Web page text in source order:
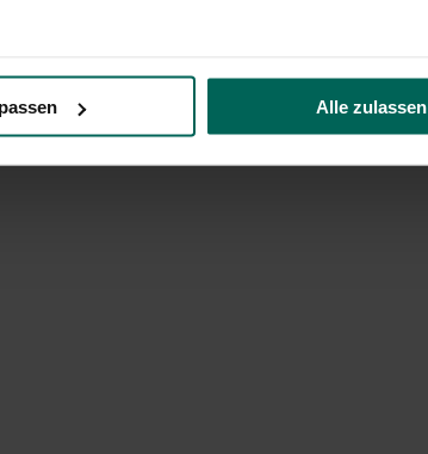
Alle zulassen